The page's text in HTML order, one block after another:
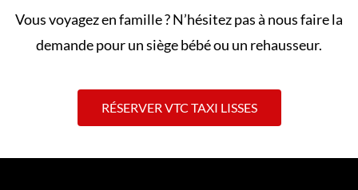
Vous voyagez en famille ? N’hésitez pas à nous faire la
demande pour un siège bébé ou un rehausseur.
RÉSERVER VTC TAXI LISSES